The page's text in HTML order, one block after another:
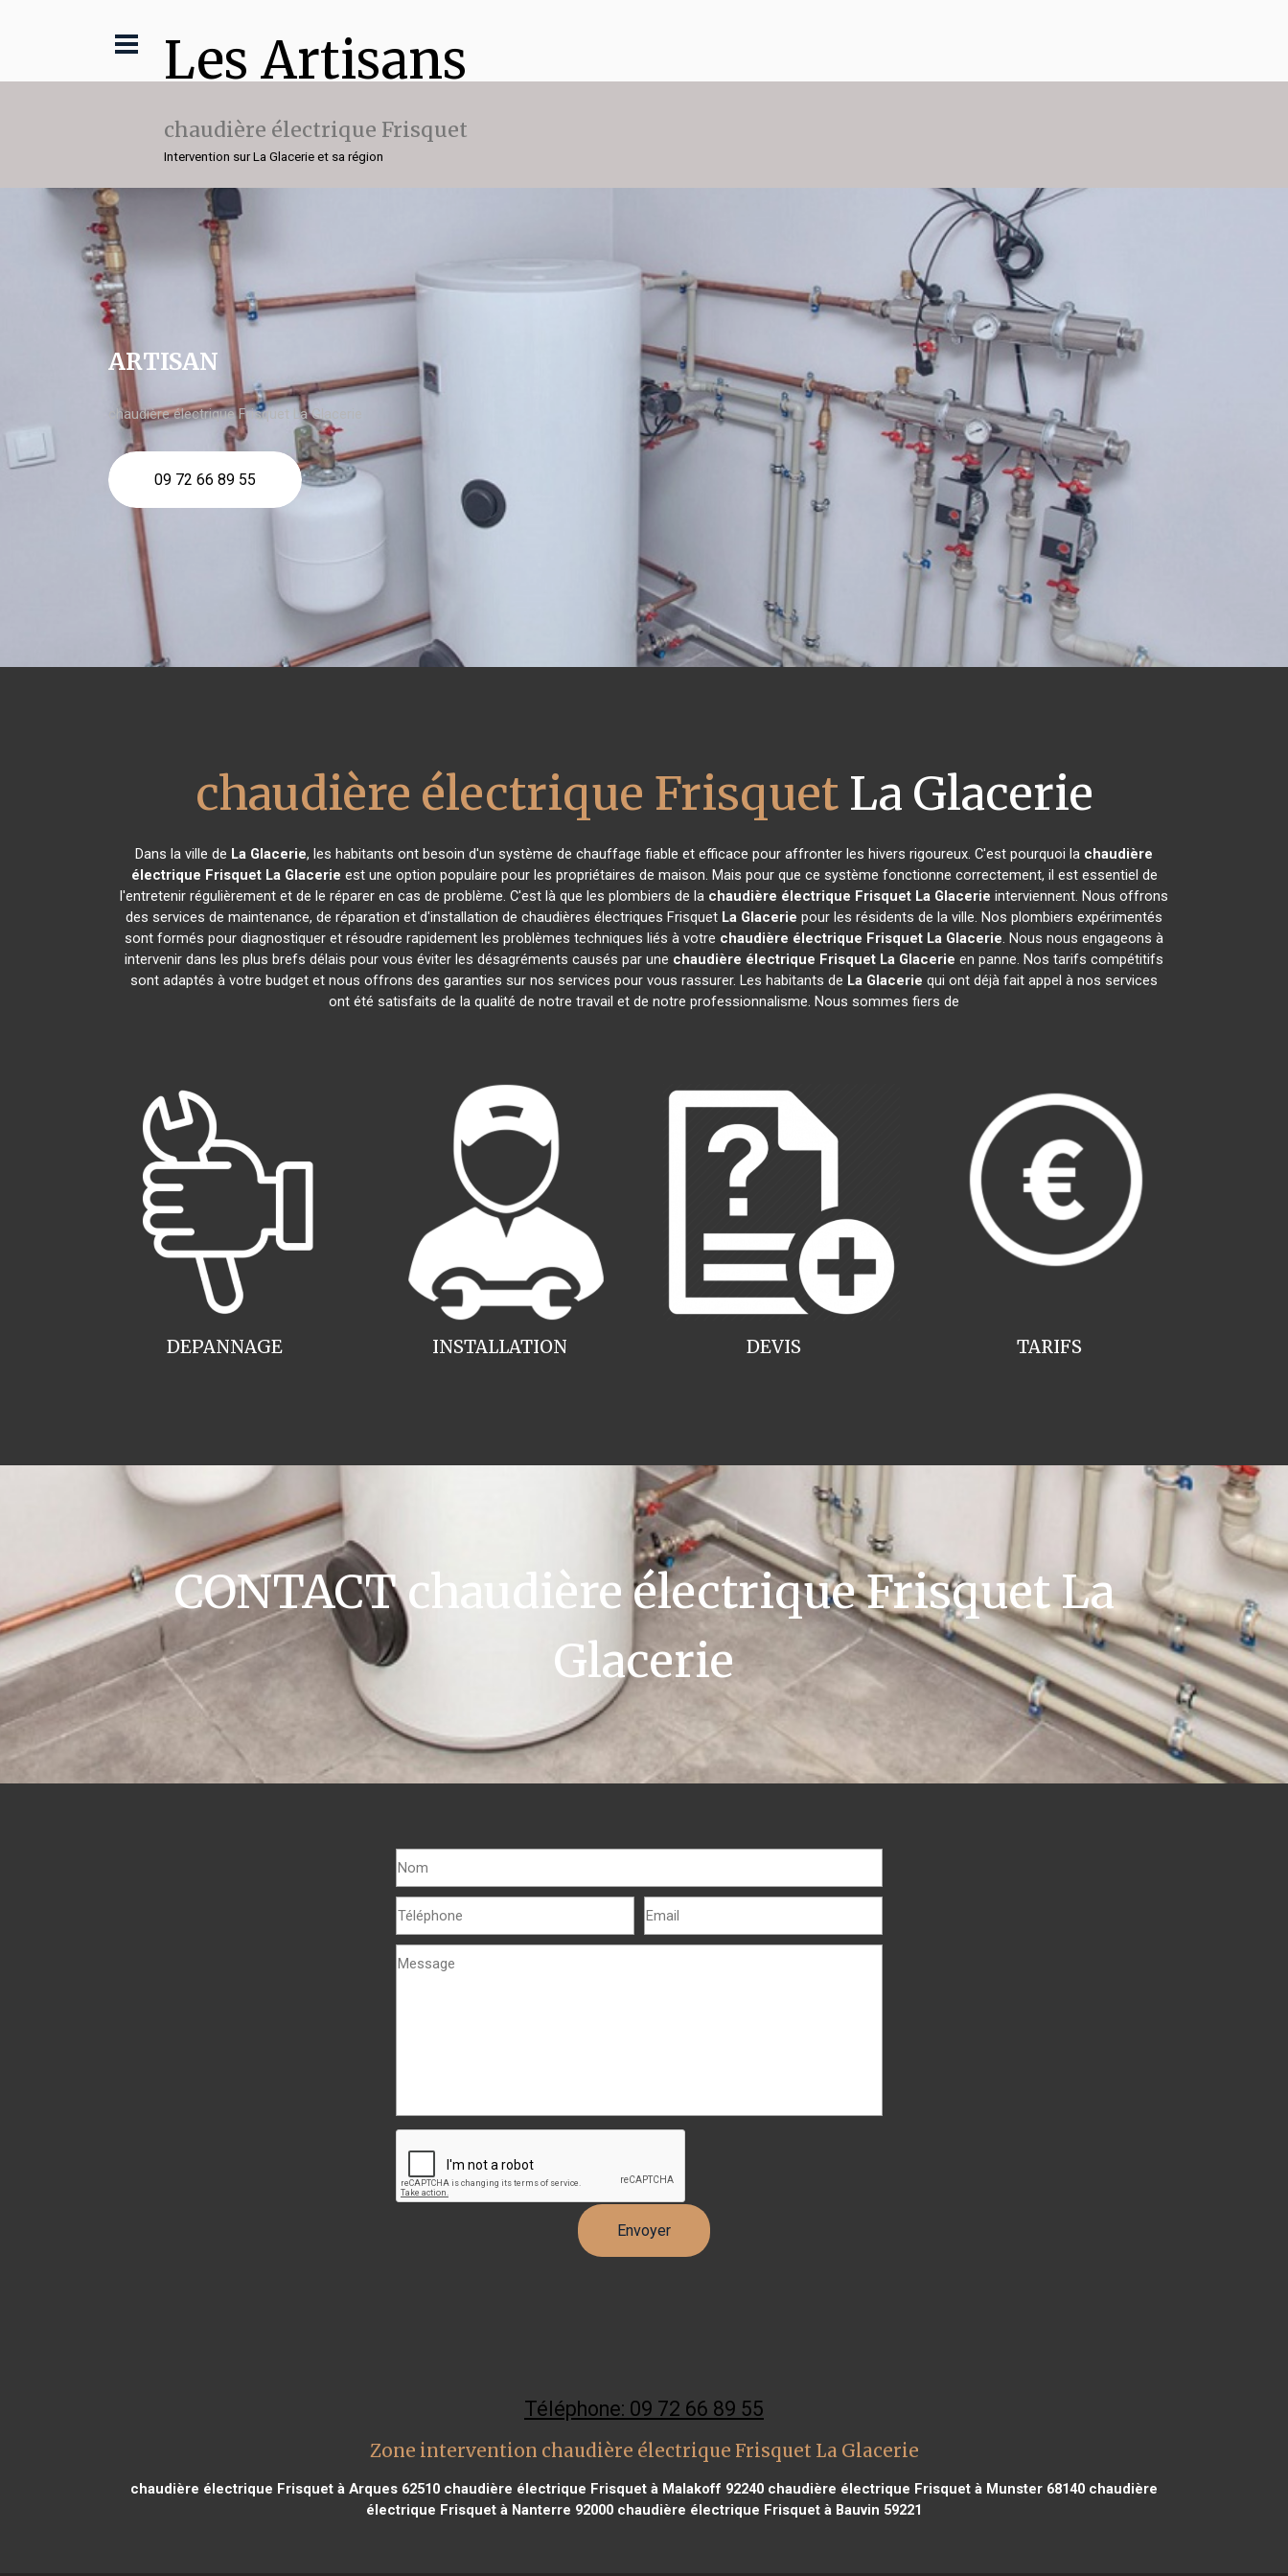
Les Artisans
chaudière électrique Frisquet
Intervention sur La Glacerie et sa région
ARTISAN
chaudière électrique Frisquet La Glacerie
09 72 66 89 55
chaudière électrique FrisquetLa Glacerie
Dans la ville de La Glacerie, les habitants ont besoin d'un système de chauffage fiable et efficace pour affronter les hivers rigoureux. C'est pourquoi la chaudière
électrique Frisquet La Glacerie est une option populaire pour les propriétaires de maison. Mais pour que ce système fonctionne correctement, il est essentiel de
l'entretenir régulièrement et de le réparer en cas de problème. C'est là que les plombiers de la chaudière électrique Frisquet La Glacerie interviennent. Nous offrons
des services de maintenance, de réparation et d'installation de chaudières électriques Frisquet La Glacerie pour les résidents de la ville. Nos plombiers expérimentés
sont formés pour diagnostiquer et résoudre rapidement les problèmes techniques liés à votre chaudière électrique Frisquet La Glacerie. Nous nous engageons à
intervenir dans les plus brefs délais pour vous éviter les désagréments causés par une chaudière électrique Frisquet La Glacerie en panne. Nos tarifs compétitifs
sont adaptés à votre budget et nous offrons des garanties sur nos services pour vous rassurer. Les habitants de La Glacerie qui ont déjà fait appel à nos services
ont été satisfaits de la qualité de notre travail et de notre professionnalisme. Nous sommes fiers de
INSTALLATION
DEPANNAGE TARIFS
DEVIS
CONTACT chaudière électrique Frisquet La
Glacerie
Téléphone: 09 72 66 89 55
Zone intervention chaudière électrique Frisquet La Glacerie
chaudière électrique Frisquet à Arques 62510 chaudière électrique Frisquet à Malakoff 92240 chaudière électrique Frisquet à Munster 68140 chaudière
électrique Frisquet à Nanterre 92000 chaudière électrique Frisquet à Bauvin 59221